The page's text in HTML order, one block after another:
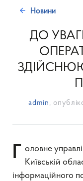
Новини
ДО
admin ,
Головне управління Держпродспоживслужби в
Київській
інформаційного